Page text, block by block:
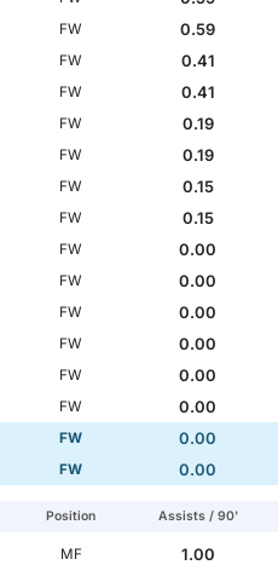
FW
0.59
FW
0.41
FW
0.41
FW
0.19
FW
0.19
FW
0.15
FW
0.15
FW
0.00
FW
0.00
FW
0.00
FW
0.00
FW
0.00
FW
0.00
FW
0.00
FW 0.00
Position Assists / 90'
MF
1.00